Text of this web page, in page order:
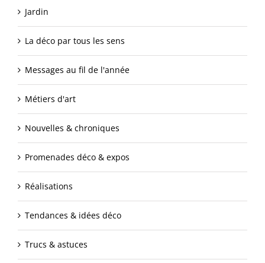
Jardin
La déco par tous les sens
Messages au fil de l'année
Métiers d'art
Nouvelles & chroniques
Promenades déco & expos
Réalisations
Tendances & idées déco
Trucs & astuces